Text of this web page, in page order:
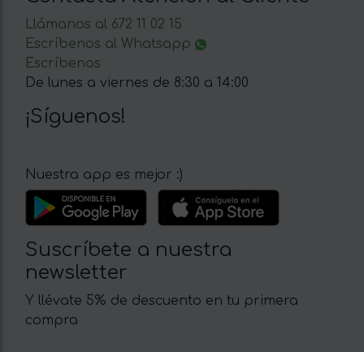
Llámanos al 672 11 02 15
Escríbenos al Whatsapp
Escríbenos
De lunes a viernes de 8:30 a 14:00
¡Síguenos!
Nuestra app es mejor :)
Suscríbete a nuestra
newsletter
Y llévate 5% de descuento en tu primera
compra